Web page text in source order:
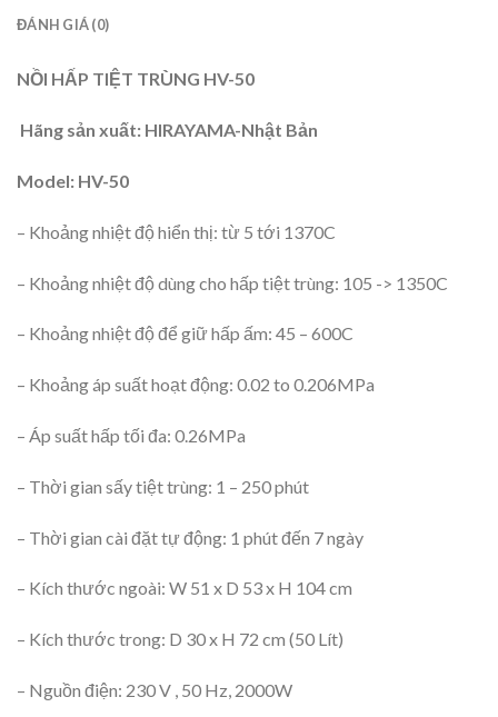
ĐÁNH GIÁ (0)
NỒI HẤP TIỆT TRÙNG HV-50
Hãng sản xuất: HIRAYAMA-Nhật Bản
Model: HV-50
– Khoảng nhiệt độ hiển thị: từ 5 tới 1370C
– Khoảng nhiệt độ dùng cho hấp tiệt trùng: 105 -> 1350C
– Khoảng nhiệt độ để giữ hấp ấm: 45 – 600C
– Khoảng áp suất hoạt động: 0.02 to 0.206MPa
– Áp suất hấp tối đa: 0.26MPa
– Thời gian sấy tiệt trùng: 1 – 250 phút
– Thời gian cài đặt tự động: 1 phút đến 7 ngày
– Kích thước ngoài: W 51 x D 53 x H 104 cm
– Kích thước trong: D 30 x H 72 cm (50 Lít)
– Nguồn điện: 230 V , 50 Hz, 2000W